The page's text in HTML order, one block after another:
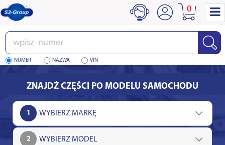
Wpisz
numer
NUMER NAZWA VIN
0
ZNAJDŹ CZĘŚCI PO MODELU SAMOCHODU
1
2